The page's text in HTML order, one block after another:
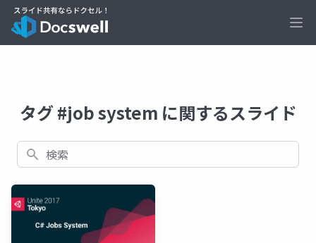
タグ #job system に関するスライド
検索